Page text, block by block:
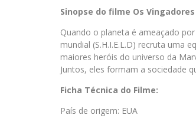
Sinopse do filme Os Vingadores
Quando o planeta é ameaçado
mundial (S.H.I.E.L.D) recruta uma
maiores heróis do universo da
Juntos, eles formam a sociedade
Ficha Técnica do Filme:
País de origem: EUA